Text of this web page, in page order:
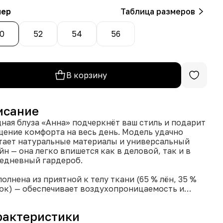
Таблица размеров
52 54 56
В корзину
блуза «Анна» подчеркнёт ваш стиль и подарит
комфорта на весь день. Модель удачно
натуральные материалы и универсальный
— она легко впишется как в деловой, так и в
гардероб.
из приятной к телу ткани (65 % лён, 35 %
— обеспечивает воздухопроницаемость и
садится по фигуре.